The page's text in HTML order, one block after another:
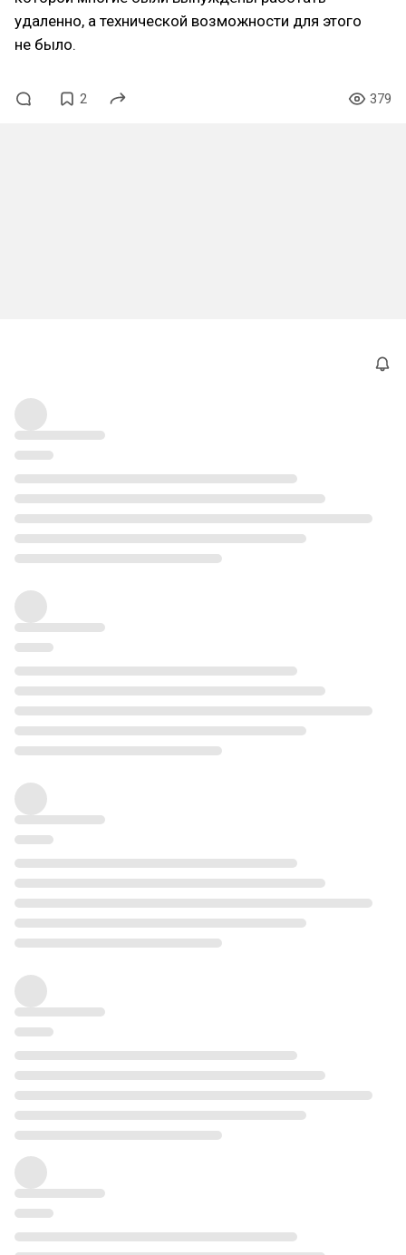
удаленно, а технической возможности для этого
не было.
2 379